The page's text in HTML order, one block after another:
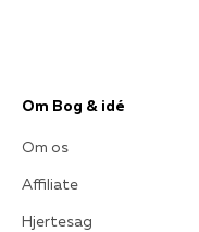
Om Bog & idé
Om os
Affiliate
Hjertesag